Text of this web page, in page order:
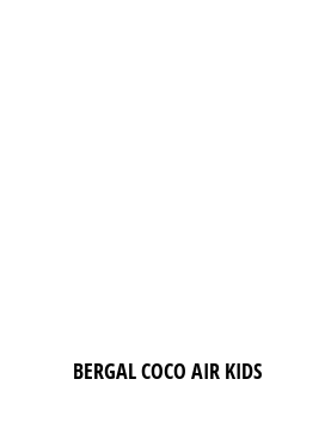
BERGAL COCO AIR KIDS